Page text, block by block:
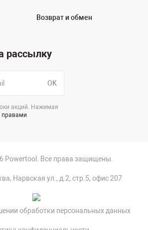
Возврат и обмен
рассылку
OK
акций. Нажимая
правами
Powertool. Все права защищены.
Нарвская ул., д.2, стр.5, офис 207
обработки персональных данных